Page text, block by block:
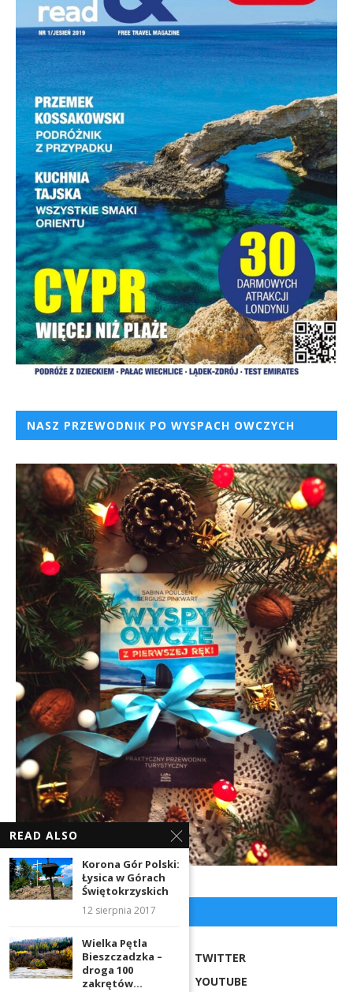
NASZ PRZEWODNIK PO WYSPACH OWCZYCH
NASZE SOCJALE
FACEBOOK
TWITTER
INSTAGRAM
YOUTUBE
READ ALSO
Korona Gór Polski:
Łysica w Górach
Świętokrzyskich
12 sierpnia 2017
Wielka Pętla
Bieszczadzka –
droga 100
zakrętów...